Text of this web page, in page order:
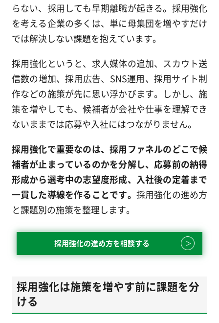
らない、採用しても早期離職が起きる。採用強化
を考える企業の多くは、単に母集団を増やすだけ
では解決しない課題を抱えています。
採用強化というと、求人媒体の追加、スカウト送
信数の増加、採用広告、SNS運用、採用サイト制
作などの施策が先に思い浮かびます。しかし、施
策を増やしても、候補者が会社や仕事を理解でき
ないままでは応募や入社にはつながりません。
採用強化で重要なのは、採用ファネルのどこで候
補者が止まっているのかを分解し、応募前の納得
形成から選考中の志望度形成、入社後の定着まで
一貫した導線を作ることです。 採用強化の進め方
と課題別の施策を整理します。
採用強化の進め方を相談する
採用強化は施策を増やす前に課題を分
ける